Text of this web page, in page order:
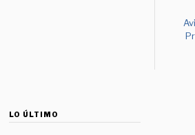
LO ÚLTIMO